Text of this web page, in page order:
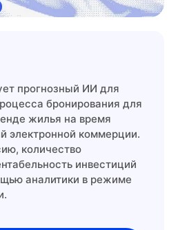
прогнозный ИИ для
бронирования для
жилья на время
электронной коммерции.
количество
инвестиций
аналитики в режиме